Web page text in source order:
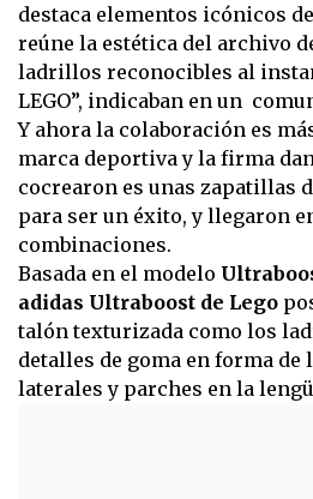
destaca elementos icónicos
reúne la estética del archivo
ladrillos reconocibles al
LEGO”, indicaban en un
Y ahora la colaboración es
marca deportiva y la firma
cocrearon es unas zapatillas
para ser un éxito, y llegaron
combinaciones.
Basada en el modelo
adidas Ultraboost de Lego
talón texturizada como los
detalles de goma en forma
laterales y parches en la